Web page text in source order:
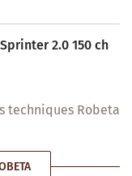
2.0 150 ch
techniques Robeta